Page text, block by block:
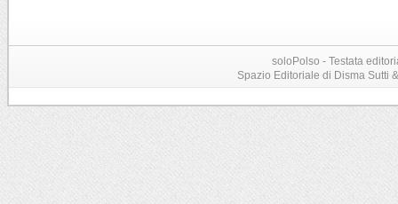
soloPolso - Testata
Spazio Editoriale di Disma Sutti